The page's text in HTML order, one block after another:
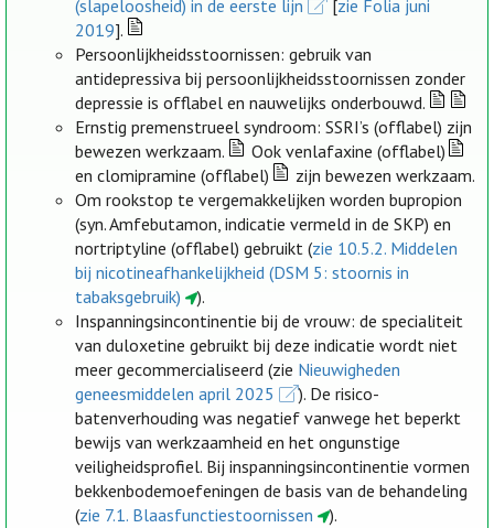
(slapeloosheid) in de eerste lijn
[zie Folia juni
2019].
Persoonlijkheidsstoornissen: gebruik van
antidepressiva bij persoonlijkheidsstoornissen zonder
depressie is offlabel en nauwelijks onderbouwd.
Ernstig premenstrueel syndroom: SSRI’s (offlabel) zijn
bewezen werkzaam.
Ook venlafaxine (offlabel)
en clomipramine (offlabel)
zijn bewezen werkzaam.
Om rookstop te vergemakkelijken worden bupropion
(syn. Amfebutamon, indicatie vermeld in de SKP) en
nortriptyline (offlabel) gebruikt (zie 10.5.2. Middelen
bij nicotineafhankelijkheid (DSM 5: stoornis in
tabaksgebruik)
).
Inspanningsincontinentie bij de vrouw: de specialiteit
van duloxetine gebruikt bij deze indicatie wordt niet
meer gecommercialiseerd (zie Nieuwigheden
geneesmiddelen april 2025
). De risico-
batenverhouding was negatief vanwege het beperkt
bewijs van werkzaamheid en het ongunstige
veiligheidsprofiel. Bij inspanningsincontinentie vormen
bekkenbodemoefeningen de basis van de behandeling
(zie 7.1. Blaasfunctiestoornissen ).